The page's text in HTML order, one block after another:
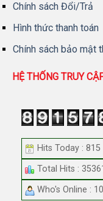
Chính sách Đổi/Trả
Hình thức thanh toán
Chính sách bảo mật
HỆ THỐNG TRUY
Hits Today : 815
Total Hits :
Who's Online : 10